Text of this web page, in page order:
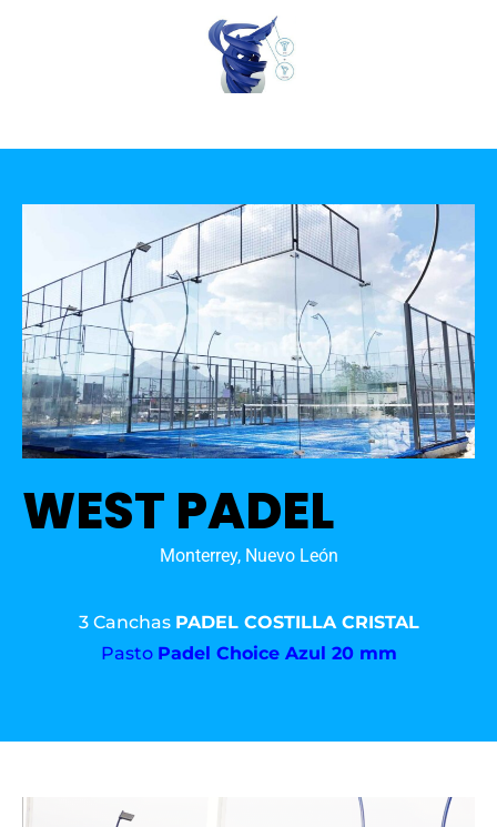
WEST PADEL
Monterrey, Nuevo León
3 Canchas PADEL COSTILLA CRISTAL
Pasto Padel Choice Azul 20 mm